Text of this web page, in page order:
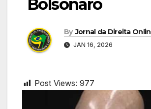
Bolsonaro
By Jornal da Direita
JAN 16, 2026
Post Views: 977